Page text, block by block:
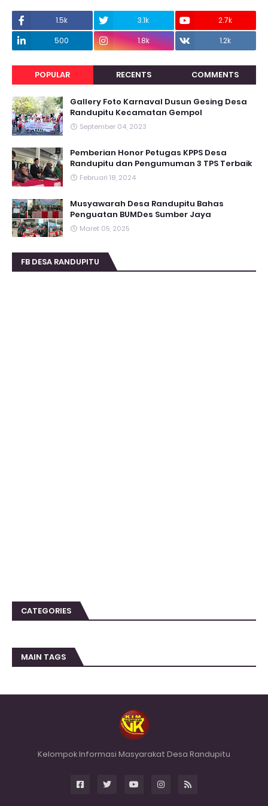
1.5k 3.1k
2.7k
500
1.8k 1.2k
POPULAR RECENTS COMMENTS
Gallery Foto Karnaval Dusun Gesing Desa
Randupitu Kecamatan Gempol
September 04, 2023
Pemberian Honor Petugas KPPS Desa
Randupitu dan Pengumuman 3 TPS Terbaik
Februari 18, 2024
Musyawarah Desa Randupitu Bahas
Penguatan BUMDes Sumber Jaya
Maret 05, 2025
FB DESA RANDUPITU
CATEGORIES
MAIN TAGS
Kelompok Informasi Masyarakat Desa Randupitu